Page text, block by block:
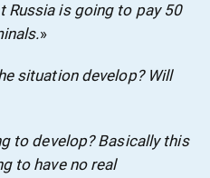
Russia is going to pay 50
»
situation develop? Will
to develop? Basically this
to have no real